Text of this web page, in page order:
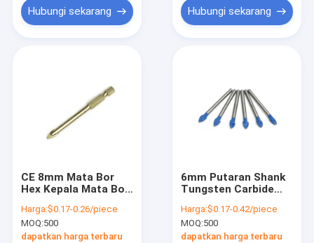
Hubungi sekarang Hubungi sekarang
CE 8mm Mata Bor
Hex Kepala Mata Bor
Harga:$0.17-0.26/piece
MOQ:500
dapatkan harga terbaru
6mm Putaran Shank
Tungsten Carbide
Bor Untuk Memotong
Kaca
Harga:$0.17-0.42/piece
MOQ:500
dapatkan harga terbaru